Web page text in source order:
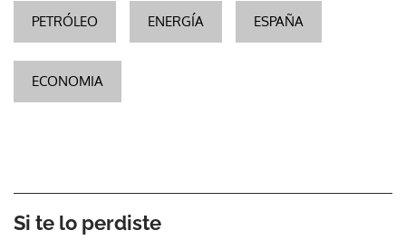
PETRÓLEO ENERGÍA ESPAÑA
ECONOMIA
Si te lo perdiste